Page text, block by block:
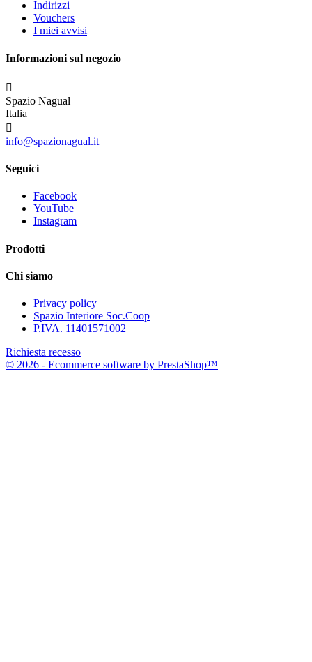
Indirizzi
Vouchers
I miei avvisi
Informazioni sul negozio

Spazio Nagual
Italia

info@spazionagual.it
Seguici
Facebook
YouTube
Instagram
Prodotti
Chi siamo
Privacy policy
Spazio Interiore Soc.Coop
P.IVA. 11401571002
Richiesta recesso
© 2026 - Ecommerce software by PrestaShop™